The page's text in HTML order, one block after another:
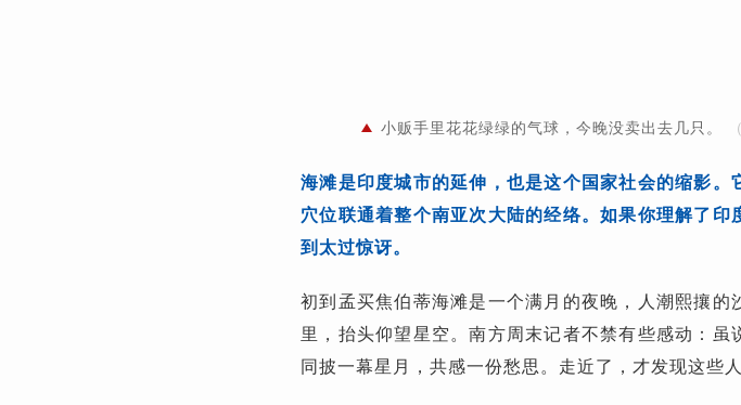
小贩手里花花绿绿的气球，今晚没卖出去几只。
海滩是印度城市的延伸，也是这个国家社会的缩影
穴位联通着整个南亚次大陆的经络。如果你理解了
到太过惊讶。
初到孟买焦伯蒂海滩是一个满月的夜晚，人潮熙攘
里，抬头仰望星空。南方周末记者不禁有些感动：
同披一幕星月，共感一份愁思。走近了，才发现这些